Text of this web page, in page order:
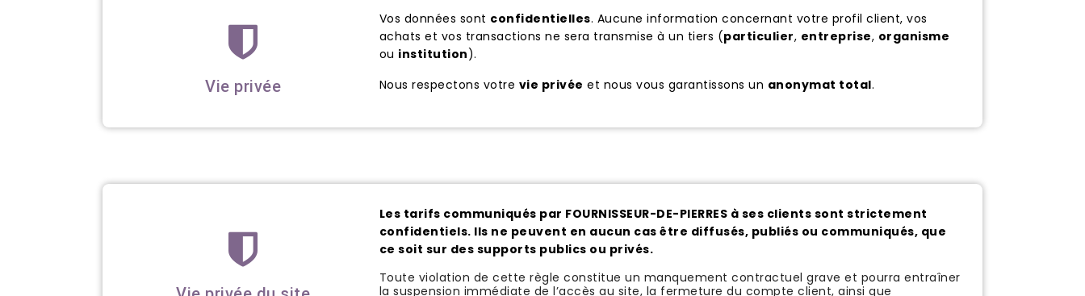
Vie privée
Vos données sont confidentielles. Aucune information concernant votre profil client, vos
achats et vos transactions ne sera transmise à un tiers (particulier, entreprise, organisme
ou institution).
Nous respectons votre vie privée et nous vous garantissons un anonymat total.
Les tarifs communiqués par FOURNISSEUR-DE-PIERRES à ses clients sont strictement
confidentiels. Ils ne peuvent en aucun cas être diffusés, publiés ou communiqués, que
ce soit sur des supports publics ou privés.
Toute violation de cette règle constitue un manquement contractuel grave et pourra entraîner
la suspension immédiate de l’accès au site, la fermeture du compte client, ainsi que